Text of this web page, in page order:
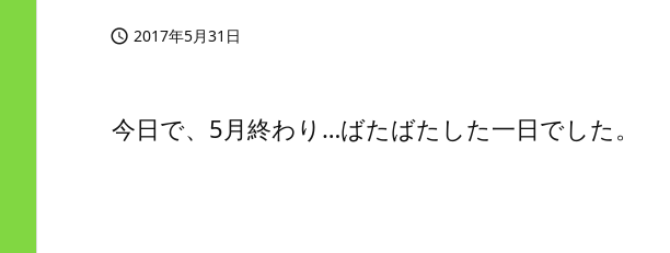
 2017年5月31日
今日で、5月終わり…ばたばたした一日でした。